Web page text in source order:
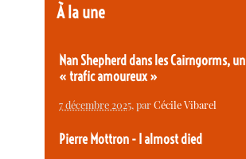
À la une
Nan Shepherd dans les Cairngorms, un
« trafic amoureux »
7 décembre 2025, parCécile Vibarel
Pierre Mottron - I almost died